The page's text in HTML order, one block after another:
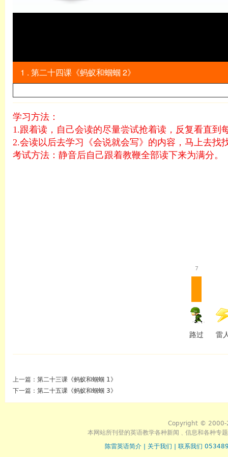
1 . 第二十四课《蚂蚁和蝈蝈 2》
学习方法：
1.跟着读，自己会读的尽量尝试抢着读，反复看直到
2.会读以后去学习《会说就会写》的内容，马上去找
考试方法：静音后自己跟着教鞭全部读下来为满分。
7
路过 雷
上一篇： 第二十三课《蚂蚁和蝈蝈 1》
下一篇： 第二十五课《蚂蚁和蝈蝈 3》
Copyright © 2000-
本网站所刊登的英语教学各种新闻﹑信息和各种专
陈雷英语简介
关于我们
联系我们